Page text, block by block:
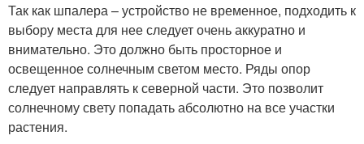
Так как шпалера – устройство не временное, подходить к
выбору места для нее следует очень аккуратно и
внимательно. Это должно быть просторное и
освещенное солнечным светом место. Ряды опор
следует направлять к северной части. Это позволит
солнечному свету попадать абсолютно на все участки
растения.